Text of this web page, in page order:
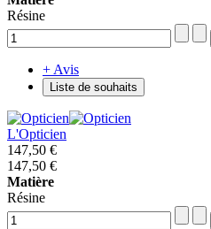
Résine
+ Avis
Liste de souhaits
L'Opticien
147,50 €
147,50 €
Matière
Résine